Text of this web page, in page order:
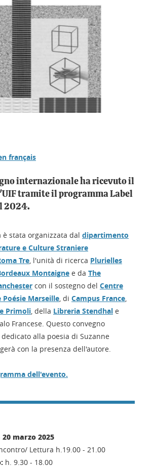
français
internazionale ha ricevuto il
tramite il programma Label
2024.
stata organizzata dal dipartimento
e Culture Straniere
Tre, l'unità di ricerca Plurielles
Montaigne e da The
con il sostegno del Centre
Marseille, di Campus France,
Primoli, della Libreria Stendhal e
Francese. Questo convegno
alla poesia di Suzanne
con la presenza dell'autore.
dell'evento.
20 marzo 2025
Lettura h.19.00 - 21.00
h. 9.30 - 18.00